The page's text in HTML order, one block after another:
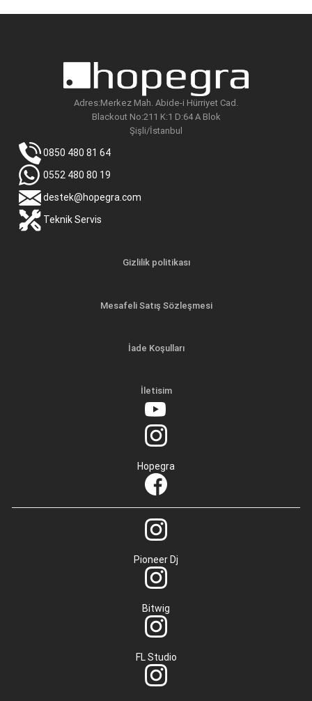
Adres:Merkez Mah. Abide-i Hürriyet Cad.
Blackout No:211 K:1 D:64 A Blok
Şişli/İstanbul
0850 480 81 64
0552 480 80 19
destek@hopegra.com
Teknik Servis
Gizlilik politikası
Mesafeli Satış Sözleşmesi
İade Koşulları
İletisim
Hopegra
Pioneer Dj
Bitwig
FL Studio